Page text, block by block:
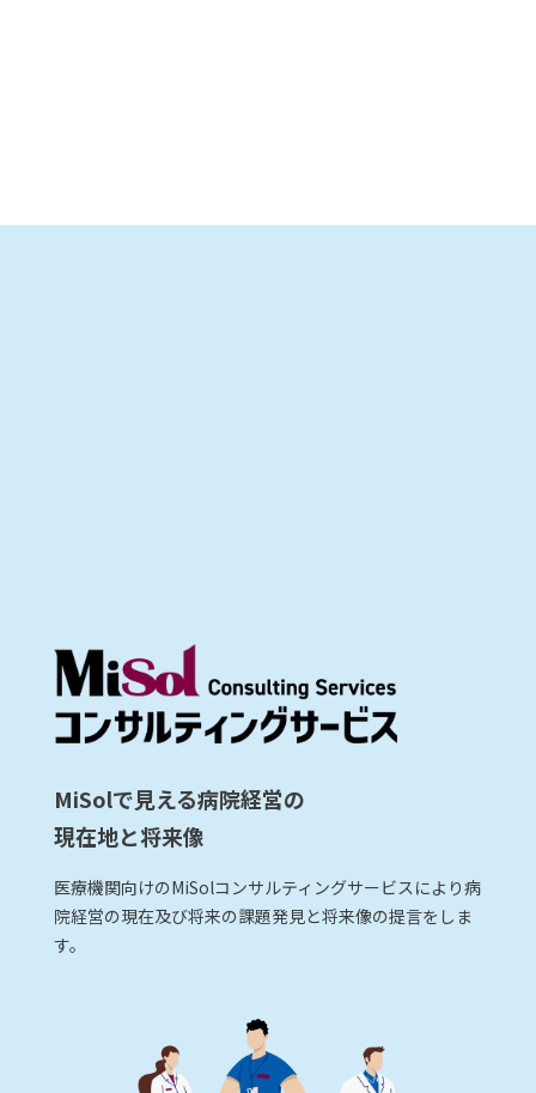
MiSolで見える病院経営の
現在地と将来像
医療機関向けのMiSolコンサルティングサービスにより病
院経営の現在及び将来の課題発見と将来像の提言をしま
す。